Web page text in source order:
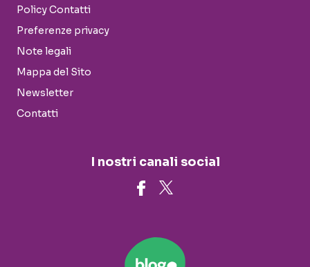
Policy Contatti
Preferenze privacy
Note legali
Mappa del Sito
Newsletter
Contatti
I nostri canali social